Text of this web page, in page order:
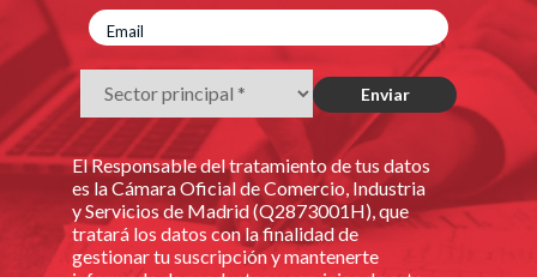
El Responsable del tratamiento de tus datos
es la Cámara Oficial de Comercio, Industria
y Servicios de Madrid (Q2873001H), que
tratará los datos con la finalidad de
gestionar tu suscripción y mantenerte